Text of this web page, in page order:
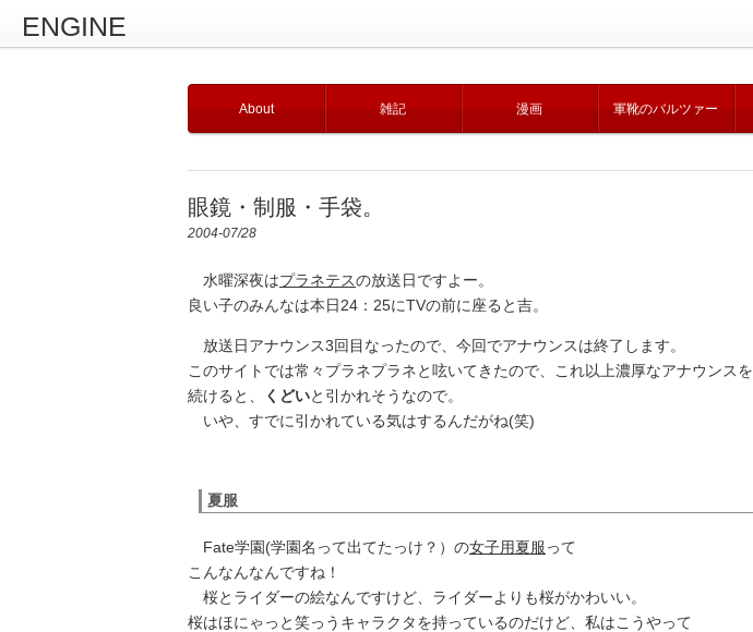
ENGINE
About 雑記 漫画 軍靴のバルツァー
眼鏡・制服・手袋。
2004-07/28
水曜深夜はプラネテスの放送日ですよー。
良い子のみんなは本日24：25にTVの前に座ると吉。
放送日アナウンス3回目なったので、今回でアナウンスは終了します。
このサイトでは常々プラネプラネと呟いてきたので、これ以上濃厚なアナウンスを
続けると、
くどいと引かれそうなので。
いや、すでに引かれている気はするんだがね(笑)
夏服
Fate学園(学園名って出てたっけ？）の女子用夏服って
こんなんなんですね！
桜とライダーの絵なんですけど、ライダーよりも桜がかわいい。
桜はほにゃっと笑っうキャラクタを持っているのだけど、私はこうやって